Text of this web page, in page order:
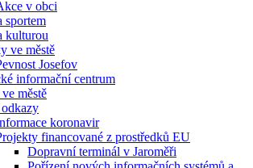
v obci
sportem
kulturou
ve městě
Josefov
informační centrum
městě
koronavir
financované z prostředků EU
Dopravní terminál v Jaroměři